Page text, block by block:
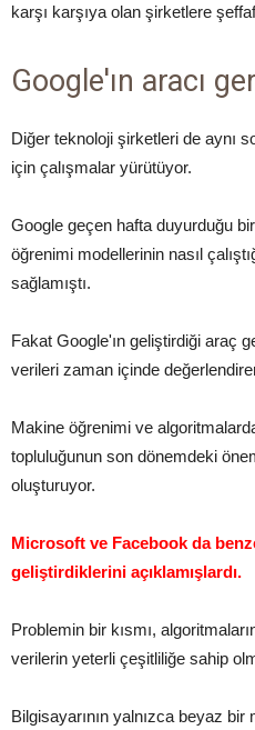
karşı karşıya olan şirketlere
Google'ın aracı
Diğer teknoloji şirketleri de aynı
için çalışmalar yürütüyor.
Google geçen hafta duyurduğu
öğrenimi modellerinin nasıl
sağlamıştı.
Fakat Google'ın geliştirdiği araç
verileri zaman içinde
Makine öğrenimi ve
topluluğunun son dönemdeki
oluşturuyor.
Microsoft ve Facebook da
geliştirdiklerini açıklamışlardı.
Problemin bir kısmı,
verilerin yeterli çeşitliliğe sahip
Bilgisayarının yalnızca beyaz bir